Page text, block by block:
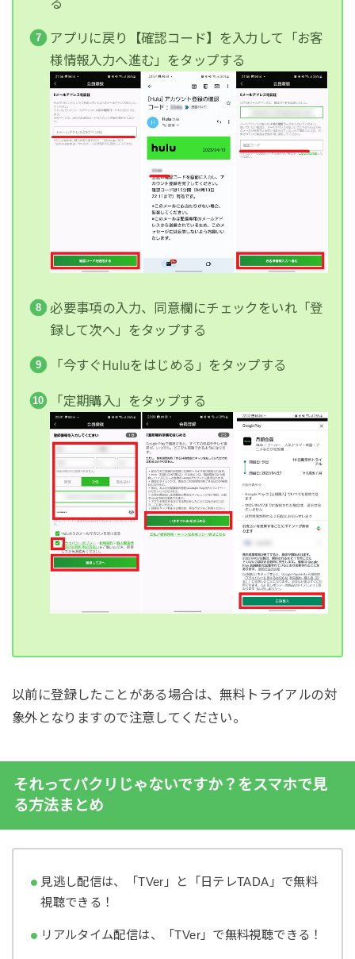
アプリに戻り【確認コード】を入力して「お客
様情報入力へ進む」をタップする
必要事項の入力、同意欄にチェックをいれ「登
録して次へ」をタップする
「今すぐHuluをはじめる」をタップする
「定期購入」をタップする
以前に登録したことがある場合は、無料トライアルの対
象外となりますので注意してください。
それってパクリじゃないですか？をスマホで見
る方法まとめ
見逃し配信は、「TVer」と「日テレTADA」で無料
視聴できる！
リアルタイム配信は、「TVer」で無料視聴できる！